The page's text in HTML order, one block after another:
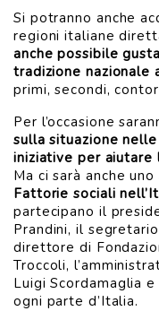
Si potranno anche
regioni italiane
anche possibile
tradizione nazionale
primi, secondi,
Per l’occasione
sulla situazione
iniziative per
Ma ci sarà anche uno
Fattorie sociali
partecipano il
Prandini, il
direttore di
Troccoli,
Luigi Scordamaglia
ogni parte d’Italia.